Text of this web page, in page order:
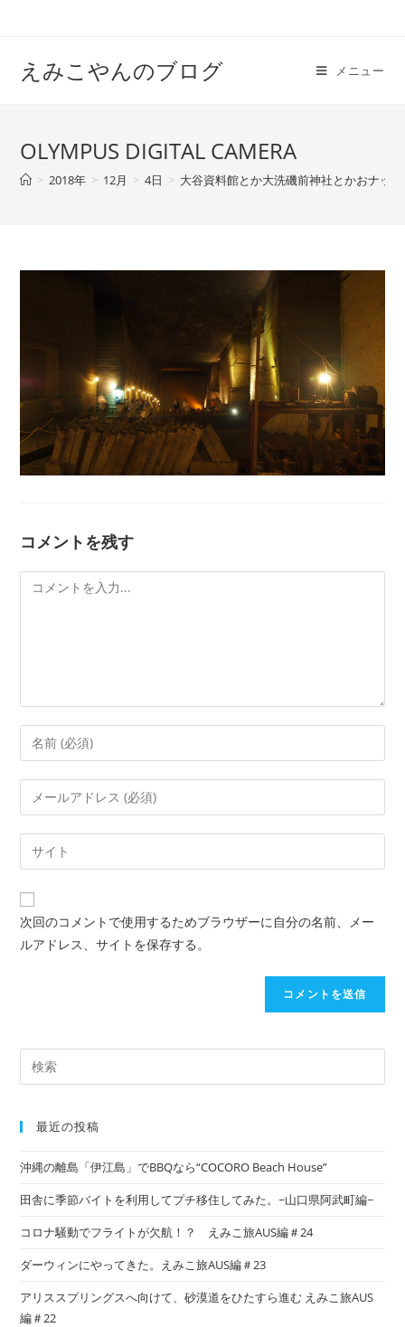
えみこやんのブログ メニュー
OLYMPUS DIGITAL CAMERA
> 2018年 > 12月 > 4日 > 大谷資料館とか大洗磯前神社とかおナ
コメントを残す
次回のコメントで使用するためブラウザーに自分の名前、メー
ルアドレス、サイトを保存する。
最近の投稿
沖縄の離島「伊江島」でBBQなら“COCORO Beach House”
田舎に季節バイトを利用してプチ移住してみた。~山口県阿武町編~
コロナ騒動でフライトが欠航！？ えみこ旅AUS編＃24
ダーウィンにやってきた。えみこ旅AUS編＃23
アリススプリングスへ向けて、砂漠道をひたすら進む えみこ旅AUS
編＃22